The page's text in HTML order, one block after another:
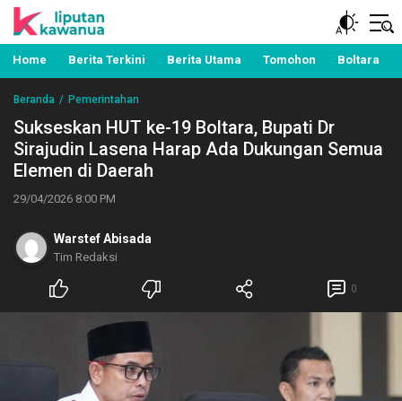
Liputan Kawanua
Berita Manado, Sulawesi Utara, Kawanua, Politik,
Pemerintahan, Hukum Kriminal dan Nasional
Home Berita Terkini Berita Utama Tomohon Boltara
Beranda Pemerintahan
Sukseskan HUT ke-19 Boltara, Bupati Dr
Sirajudin Lasena Harap Ada Dukungan Semua
Elemen di Daerah
29/04/2026 8:00 PM
Warstef Abisada
Tim Redaksi
0